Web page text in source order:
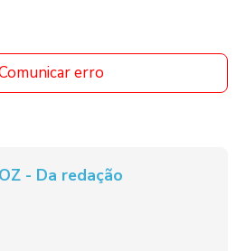
erro
- Da redação